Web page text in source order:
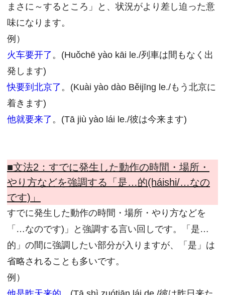
まさに～するところ」と、状況がより差し迫った意
味になります。
例）
火车要开了。(Huǒchē yào kāi le./列車は間もなく出
発します)
快要到北京了。(Kuài yào dào Běijīng le./もう北京に
着きます)
他就要来了。(Tā jiù yào lái le./彼は今来ます)
■文法2： すでに発生した動作の時間・場所・
やり方などを強調する「是…的(háishi/…なの
です)」
すでに発生した動作の時間・場所・やり方などを
「…なのです)」と強調する言い回しです。「是…
的」の間に強調したい部分が入りますが、「是」は
省略されることも多いです。
例）